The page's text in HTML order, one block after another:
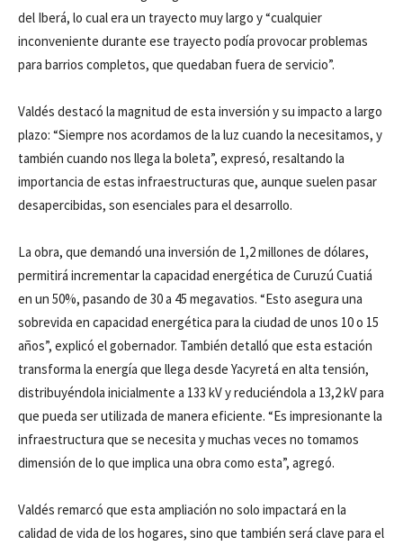
del Iberá, lo cual era un trayecto muy largo y “cualquier
inconveniente durante ese trayecto podía provocar problemas
para barrios completos, que quedaban fuera de servicio”.
Valdés destacó la magnitud de esta inversión y su impacto a largo
plazo: “Siempre nos acordamos de la luz cuando la necesitamos, y
también cuando nos llega la boleta”, expresó, resaltando la
importancia de estas infraestructuras que, aunque suelen pasar
desapercibidas, son esenciales para el desarrollo.
La obra, que demandó una inversión de 1,2 millones de dólares,
permitirá incrementar la capacidad energética de Curuzú Cuatiá
en un 50%, pasando de 30 a 45 megavatios. “Esto asegura una
sobrevida en capacidad energética para la ciudad de unos 10 o 15
años”, explicó el gobernador. También detalló que esta estación
transforma la energía que llega desde Yacyretá en alta tensión,
distribuyéndola inicialmente a 133 kV y reduciéndola a 13,2 kV para
que pueda ser utilizada de manera eficiente. “Es impresionante la
infraestructura que se necesita y muchas veces no tomamos
dimensión de lo que implica una obra como esta”, agregó.
Valdés remarcó que esta ampliación no solo impactará en la
calidad de vida de los hogares, sino que también será clave para el